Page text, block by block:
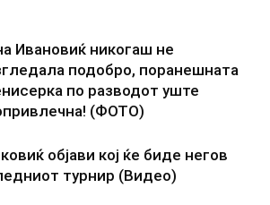
Ивановиќ никогаш не
подобро, поранешната
по разводот уште
(ФОТО)
објави кој ќе биде негов
турнир (Видео)